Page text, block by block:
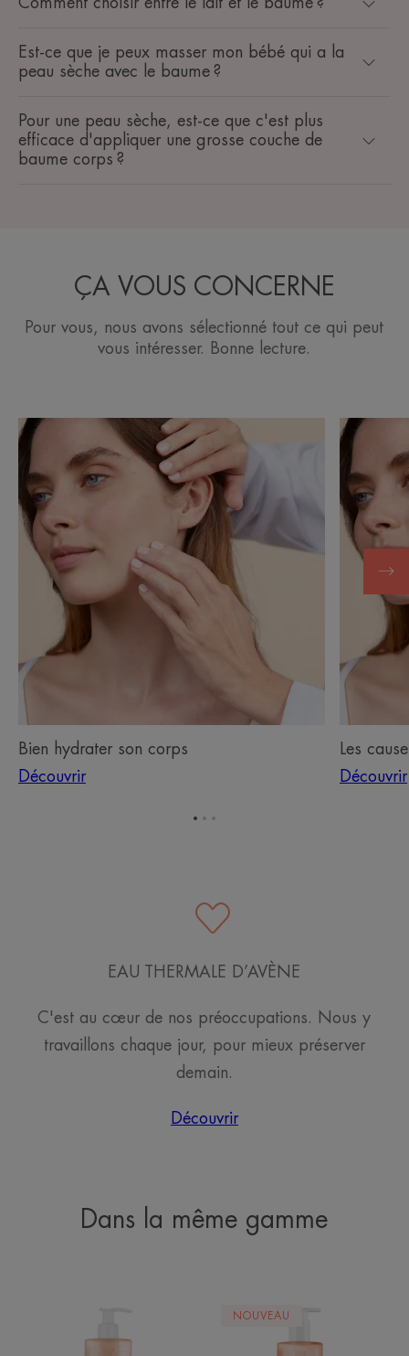
Est-ce que je peux masser mon bébé qui a la
peau sèche avec le baume ?
Pour une peau sèche, est-ce que c'est plus
efficace d'appliquer une grosse couche de
baume corps ?
ÇA VOUS CONCERNE
Pour vous, nous avons sélectionné tout ce qui peut
vous intéresser. Bonne lecture.
Découvrir
Bien
hydrater
son
corps
Bien hydrater son corps
Découvrir
Découvrir
Les
causes
d'une
peau
sèche
Les
Découvrir
EAU THERMALE D’AVÈNE
C'est au cœur de nos préoccupations. Nous y
travaillons chaque jour, pour mieux préserver
demain.
Découvrir
Dans la même gamme
de
Gel
NOUVEAU